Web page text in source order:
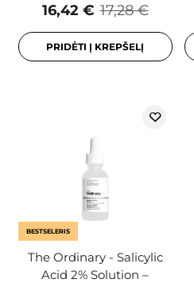
17,28 €
16,42 €
PRIDĖTI Į KREPŠELĮ
BESTSELERIS
The Ordinary - Salicylic
Acid 2% Solution –